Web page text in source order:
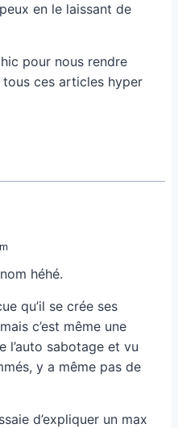
en le laissant de
pour nous rendre
ces articles hyper
héhé.
qu’il se crée ses
c’est même une
l’auto sabotage et vu
y a même pas de
d’expliquer un max